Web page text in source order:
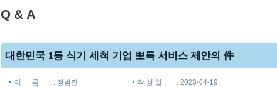
Q & A
대한민국 1등 식기 세척 기업 뽀득 서비스 제안의 件
이 름 : 정범진 작 성 일 : 2023-04-19